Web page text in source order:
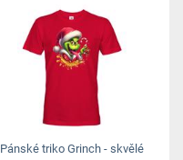
Pánské triko Grinch - skvělé